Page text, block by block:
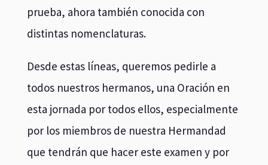
prueba, ahora también conocida con
distintas nomenclaturas.
Desde estas líneas, queremos pedirle a
todos nuestros hermanos, una Oración en
esta jornada por todos ellos, especialmente
por los miembros de nuestra Hermandad
que tendrán que hacer este examen y por